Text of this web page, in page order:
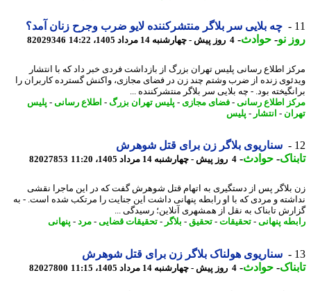
چه بلایی سر بلاگر منتشرکننده لایو ضرب وجرح زنان آمد؟
نو- حوادث -4 روز پیش - چهارشنبه 14 مرداد 1405، 14:22 82029346
اطلاع رسانی پلیس تهران بزرگ از بازداشت فردی خبر داد که با انتشار
زنده از ضرب وشتم چند زن در فضای مجازی، واکنش گسترده کاربران را
بود. - چه بلایی سر بلاگر منتشرکننده ...
اطلاع رسانی-فضای مجازی- پلیس تهران بزرگ- اطلاع رسانی-پلیس
- انتشار-پلیس
سناریوی بلاگر زن برای قتل شوهرش
-حوادث -4 روز پیش - چهارشنبه 14 مرداد 1405، 11:20 82027853
پس از دستگیری به اتهام قتل شوهرش گفت که در این ماجرا نقشی
و مردی که با او رابطه پنهانی داشت این جنایت را مرتکب شده است. - به
تابناک به نقل از همشهری آنلاین؛ رسیدگی ...
پنهانی-تحقیقات-تحقیق-بلاگر -تحقیقات قضایی-مرد-پنهانی
سناریوی هولناک بلاگر زن برای قتل شوهرش
-حوادث -4 روز پیش - چهارشنبه 14 مرداد 1405، 11:15 82027800